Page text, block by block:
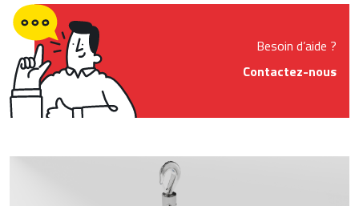
Besoin d’aide ?
Contactez-nous